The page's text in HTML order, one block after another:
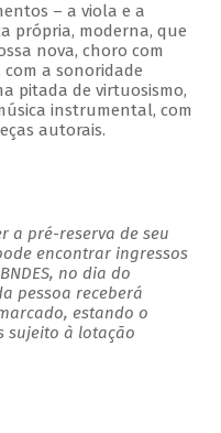
– a viola e a
própria, moderna, que
nova, choro com
com a sonoridade
pitada de virtuosismo,
instrumental, com
autorais.
a pré-reserva de seu
encontrar ingressos
no dia do
pessoa receberá
estando o
sujeito à lotação